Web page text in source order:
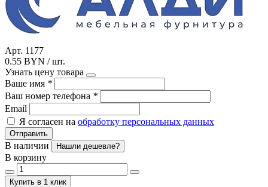
Арт. 1177
0.55 BYN / шт.
Узнать цену товара
Ваше имя *
Ваш номер телефона *
Email
Я согласен на обработку персональных данных
Отправить
В наличии Нашли дешевле?
В корзину
Купить в 1 клик